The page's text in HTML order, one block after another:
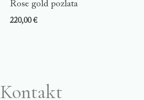
Rose gold pozlata
220,00€
Kontakt